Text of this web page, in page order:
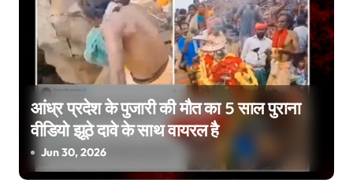
g
a
t
आंध्र प्रदेश के पुजारी की मौत का 5 साल पुराना
वीडियो झूठे दावे के साथ वायरल है
Jun 30, 2026